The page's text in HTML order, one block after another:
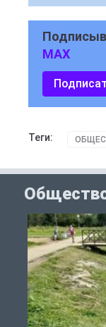
MAX
Теги: